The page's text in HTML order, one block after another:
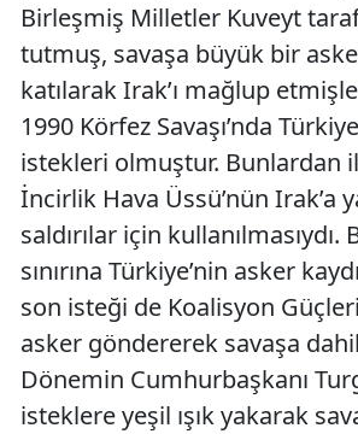
Birleşmiş Milletler Kuveyt
tutmuş, savaşa büyük bir
katılarak Irak’ı mağlup
1990 Körfez Savaşı’nda
istekleri olmuştur. Bunlardan
İncirlik Hava Üssü’nün Irak’a
saldırılar için
sınırına Türkiye’nin asker
son isteği de Koalisyon
asker göndererek savaşa dahil
Dönemin Cumhurbaşkanı
isteklere yeşil ışık yakarak